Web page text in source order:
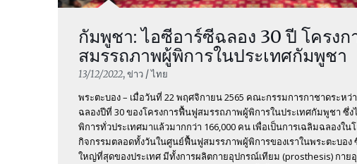
กัมพูชา: ไอซีอาร์ซีฉลอง 30 ปี โครง
สมรรถภาพผู้พิการในประเทศกัมพูชา
13/12/2022, ข่าว / ไทย
พระตะบอง – เมื่อวันที่ 22 พฤศจิกายน 2565 คณะกรรมการกาชาดระหว่
ฉลองปีที่ 30 ของโครงการฟื้นฟูสมรรถภาพผู้พิการในประเทศกัมพูชา ซึ่
พิการทั่วประเทศมาแล้วมากกว่า 166,000 คน เพื่อเป็นการเฉลิมฉลองใ
กิจกรรมตลอดทั้งวันในศูนย์ฟื้นฟูสมรรภาพผู้พิการของเราในพระตะบอง
ใหญ่ที่สุดของประเทศ มีทั้งการผลิตกายอุปกรณ์เทียม (prosthesis) กาย